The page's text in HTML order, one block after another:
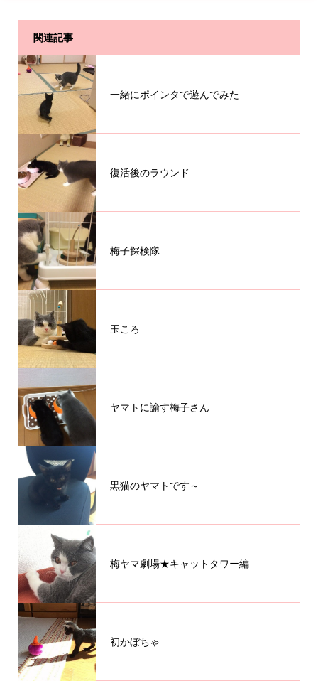
関連記事
一緒にポインタで遊んでみた
復活後のラウンド
梅子探検隊
玉ころ
ヤマトに諭す梅子さん
黒猫のヤマトです～
梅ヤマ劇場★キャットタワー編
初かぼちゃ